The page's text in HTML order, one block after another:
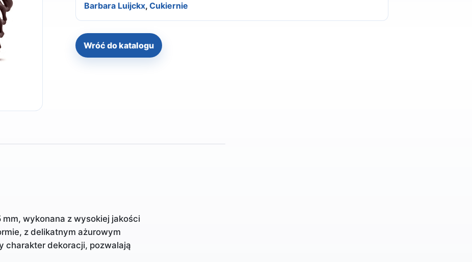
Barbara Luijckx,Cukiernie
Wróć do katalogu
wykonana z wysokiej jakości
z delikatnym ażurowym
charakter dekoracji, pozwalają